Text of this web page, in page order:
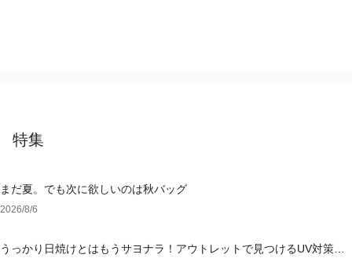
特集
まだ夏。でも次に欲しいのは秋バッグ
2026/8/6
うっかり日焼けとはもうサヨナラ！アウトレットで見つけるUV対策ウ